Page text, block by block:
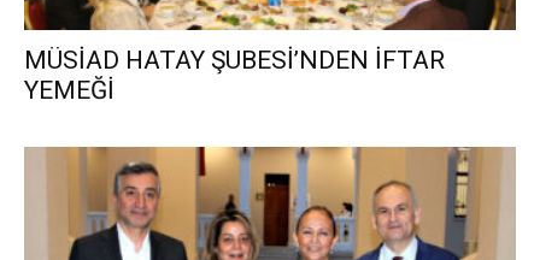
MÜSİAD HATAY ŞUBESİ’NDEN İFTAR
YEMEĞİ